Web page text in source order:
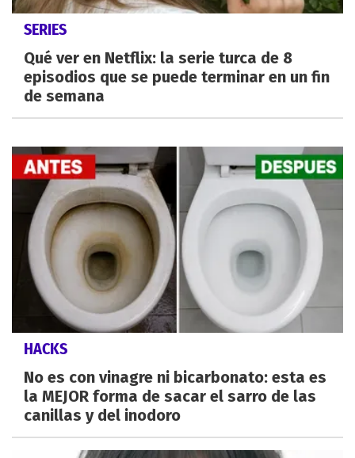
SERIES
Qué ver en Netflix: la serie turca de 8
episodios que se puede terminar en un fin
de semana
HACKS
No es con vinagre ni bicarbonato: esta es
la MEJOR forma de sacar el sarro de las
canillas y del inodoro